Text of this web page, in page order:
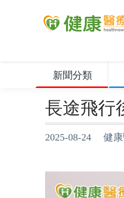
新聞分類
長途飛行
2025-08-24 健康